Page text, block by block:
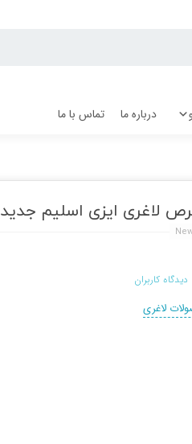
درباره ما تماس با ما
لاغری ایزی اسلیم جدید
دیدگاه کاربران
لاغری